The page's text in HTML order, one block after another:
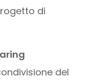
di
del